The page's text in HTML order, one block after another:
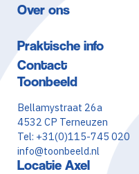
Over ons
Praktische info
Contact
Toonbeeld
Bellamystraat 26a
4532 CP Terneuzen
Tel: +31(0)115-745 020
info@toonbeeld.nl
Locatie Axel